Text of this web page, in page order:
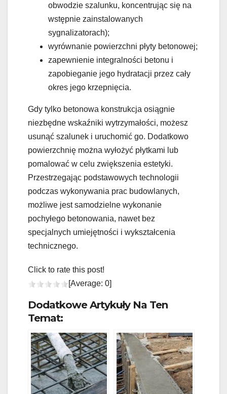
obwodzie szalunku, koncentrując się na
wstępnie zainstalowanych
sygnalizatorach);
wyrównanie powierzchni płyty betonowej;
zapewnienie integralności betonu i
zapobieganie jego hydratacji przez cały
okres jego krzepnięcia.
Gdy tylko betonowa konstrukcja osiągnie
niezbędne wskaźniki wytrzymałości, możesz
usunąć szalunek i uruchomić go. Dodatkowo
powierzchnię można wyłożyć płytkami lub
pomalować w celu zwiększenia estetyki.
Przestrzegając podstawowych technologii
podczas wykonywania prac budowlanych,
możliwe jest samodzielne wykonanie
pochyłego betonowania, nawet bez
specjalnych umiejętności i wykształcenia
technicznego.
Click to rate this post!
[Average: 0]
Dodatkowe Artykuły Na Ten
Temat: